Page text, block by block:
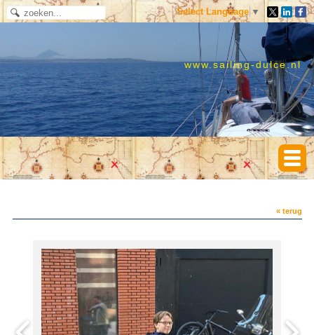
Select Language ▼
www.sailing-dulce.nl
« terug